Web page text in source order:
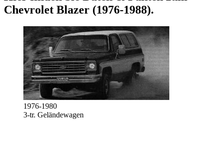
Chevrolet Blazer (1976-1988).
1976-1980
3-tr. Geländewagen